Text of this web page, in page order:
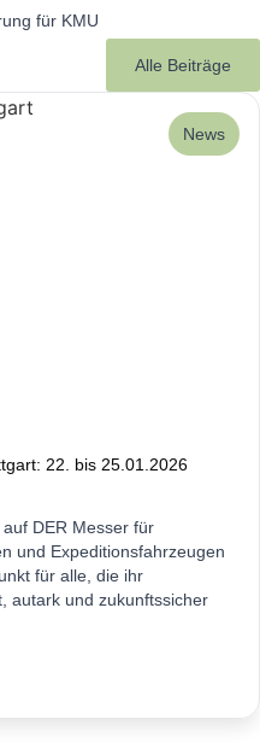
für KMU
Alle Beiträge
News
22. bis 25.01.2026
DER Messer für
und Expeditionsfahrzeugen
für alle, die ihr
autark und zukunftssicher